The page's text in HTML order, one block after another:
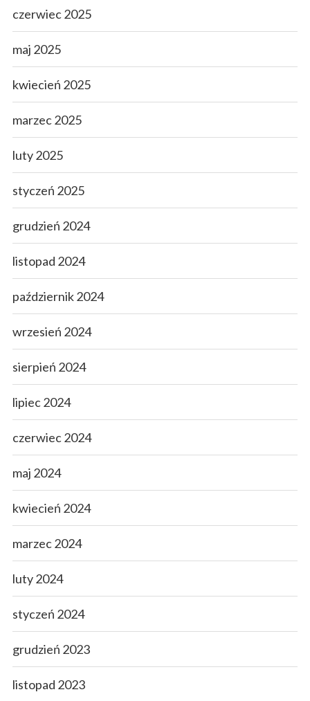
czerwiec 2025
maj 2025
kwiecień 2025
marzec 2025
luty 2025
styczeń 2025
grudzień 2024
listopad 2024
październik 2024
wrzesień 2024
sierpień 2024
lipiec 2024
czerwiec 2024
maj 2024
kwiecień 2024
marzec 2024
luty 2024
styczeń 2024
grudzień 2023
listopad 2023